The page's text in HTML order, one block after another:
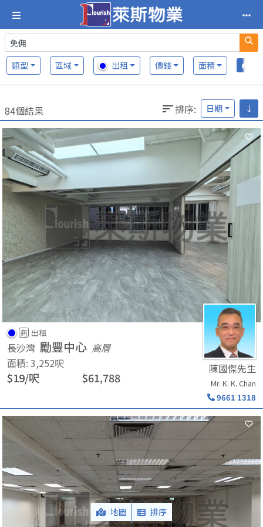
類型 區域 出租 價錢 面積
84個結果 排序: 日期 ↓
商 出租
長沙灣 勵豐中心 高層
面積: 3,252呎
$19/呎 $61,788
陳國傑先生
Mr. K. K. Chan
9661 1318
地圖 排序